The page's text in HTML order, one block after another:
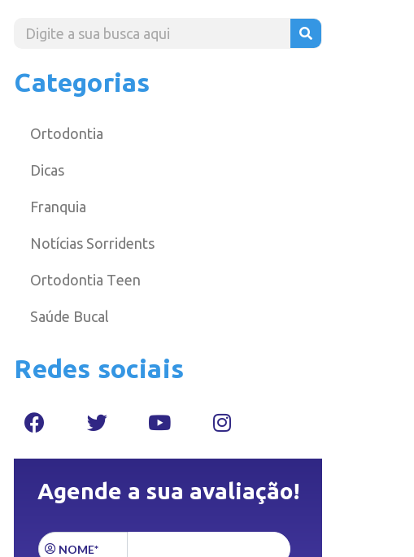
Categorias
Ortodontia
Dicas
Franquia
Notícias Sorridents
Ortodontia Teen
Saúde Bucal
Redes sociais
Agende a sua avaliação!
NOME*